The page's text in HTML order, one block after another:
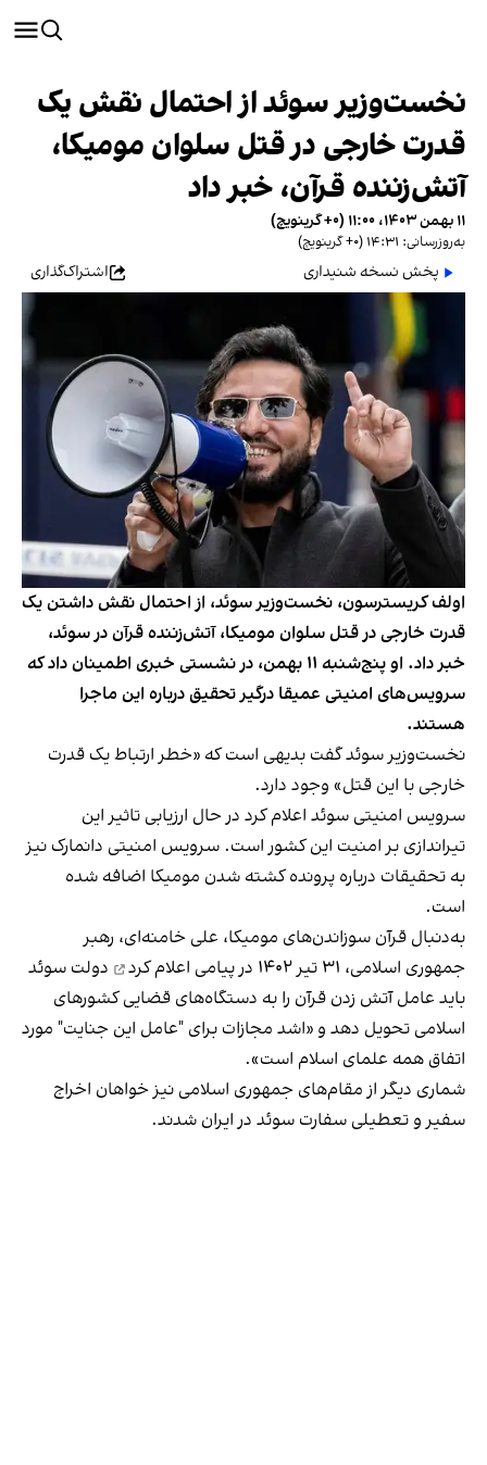
نخست‌وزیر سوئد از احتمال نقش یک
قدرت خارجی در قتل سلوان مومیکا،
آتش‌زننده قرآن، خبر داد
۱۱ بهمن ۱۴۰۳، ۱۱:۰۰ (‎+۰ گرینویچ)
به‌روزرسانی: ۱۴:۳۱ (‎+۰ گرینویچ)
پخش نسخه شنیداری اشتراک‌گذاری
اولف کریسترسون، نخست‌وزیر سوئد، از احتمال نقش داشتن یک
قدرت خارجی در قتل سلوان مومیکا، آتش‌زننده قرآن در سوئد،
خبر داد. او پنج‌شنبه ۱۱ بهمن، در نشستی خبری اطمینان داد که
سرویس‌های امنیتی عمیقا درگیر تحقیق درباره این ماجرا
هستند.
نخست‌وزیر سوئد گفت بدیهی است که «خطر ارتباط یک قدرت
خارجی با این قتل» وجود دارد.
سرویس امنیتی سوئد اعلام کرد در حال ارزیابی تاثیر این
تیراندازی بر امنیت این کشور است. سرویس امنیتی دانمارک نیز
به تحقیقات درباره پرونده کشته شدن مومیکا اضافه شده
است.
به‌دنبال قرآن‌ سوزاندن‌های مومیکا، علی خامنه‌ای، رهبر
جمهوری اسلامی، ۳۱ تیر ۱۴۰۲
در پیامی اعلام کرد
دولت سوئد
باید عامل آتش زدن قرآن را به دستگاه‌های قضایی کشورهای
اسلامی تحویل دهد و «اشد مجازات برای "عامل این جنایت" مورد
اتفاق همه علمای اسلام است».
شماری دیگر از مقام‌های جمهوری اسلامی نیز خواهان اخراج
سفیر و تعطیلی سفارت سوئد در ایران شدند.